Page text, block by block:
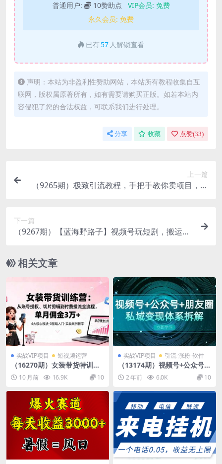
普通用户: 10赞助点 VIP会员: 免费
永久会员: 免费
已有 57 人解锁查看
声明：本站为非盈利性赞助网站，本站所有教程收集自互
联网，版权属原著所有，如有需要请购买正版。如若本站内
容侵犯了您的合法权益，可联系我们进行处理。
分享 收藏 点赞(33)
上一篇
（9265期）极致引流教程，手把手教你卖项目，月
下一篇
（9267期）【蓝海野路子】视频号玩短剧，搬运
相关文章
实战VIP项目 短视频运营
（16270期）女装带货特训
营：从账号授权、切片剪辑到
付费投流全流程，单月佣金3
10 月前 16.9K 10
实战VIP项目 引流-涨粉-软件
（13174期）视频号+公众号
+朋友圈私域变现体系拆解，
全体平台流量枯竭下的应对策
2 年前 6.0K 10